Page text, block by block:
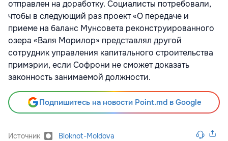
отправлен на доработку. Социалисты потребовали,
чтобы в следующий раз проект «О передаче и
приеме на баланс Мунсовета реконструированного
озера «Валя Морилор» представлял другой
сотрудник управления капитального строительства
примэрии, если Софрони не сможет доказать
законность занимаемой должности.
Подпишитесь на новости Point.md в Google
Источник Bloknot-Moldova